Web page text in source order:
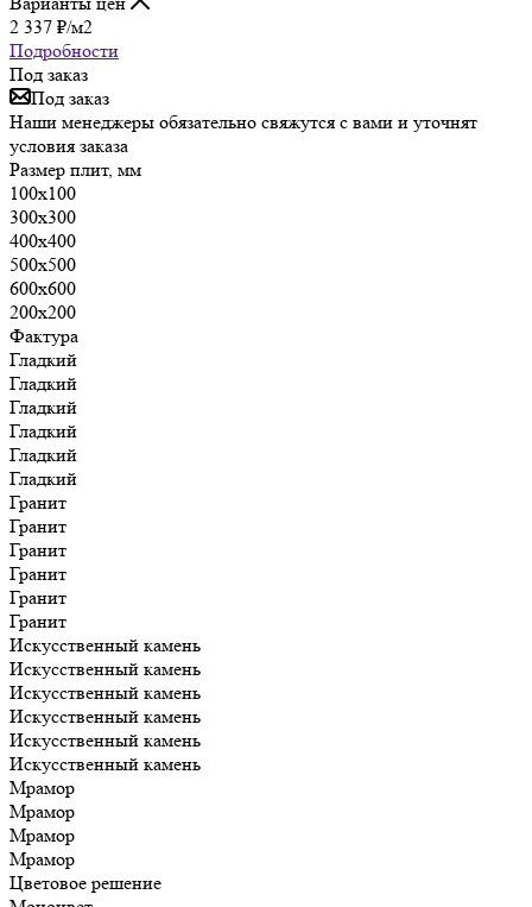
2 337 ₽/м2
Подробности
Под заказ
Под заказ
Наши менеджеры обязательно свяжутся с вами и уточнят
условия заказа
Размер плит, мм
100х100
300х300
400х400
500х500
600х600
200х200
Фактура
Гладкий
Гладкий
Гладкий
Гладкий
Гладкий
Гладкий
Гранит
Гранит
Гранит
Гранит
Гранит
Гранит
Искусственный камень
Искусственный камень
Искусственный камень
Искусственный камень
Искусственный камень
Искусственный камень
Мрамор
Мрамор
Мрамор
Мрамор
Цветовое решение